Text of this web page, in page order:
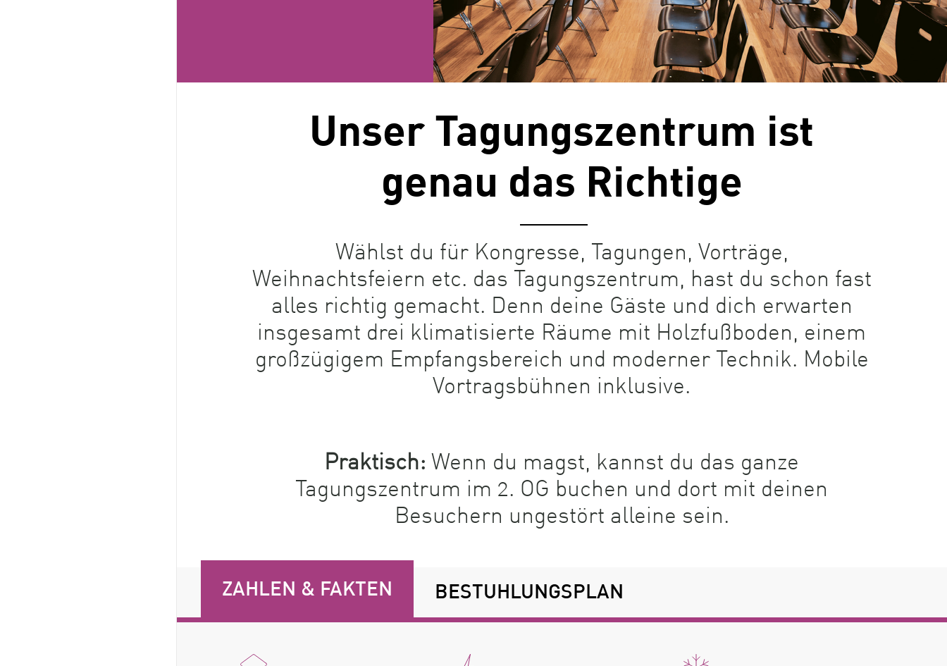
Unser Tagungszentrum ist
genau das Richtige
Wählst du für Kongresse, Tagungen, Vorträge,
Weihnachtsfeiern etc. das Tagungszentrum, hast du schon fast
alles richtig gemacht. Denn deine Gäste und dich erwarten
insgesamt drei klimatisierte Räume mit Holzfußboden, einem
großzügigem Empfangsbereich und moderner Technik. Mobile
Vortragsbühnen inklusive.
Praktisch: Wenn du magst, kannst du das ganze
Tagungszentrum im 2. OG buchen und dort mit deinen
Besuchern ungestört alleine sein.
ZAHLEN & FAKTEN BESTUHLUNGSPLAN